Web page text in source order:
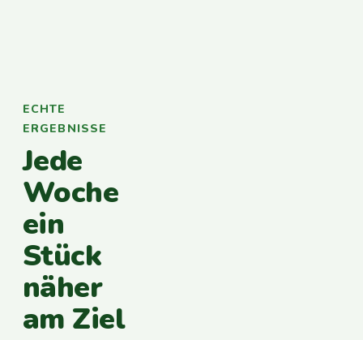
ECHTE
ERGEBNISSE
Jede
Woche
ein
Stück
näher
am Ziel